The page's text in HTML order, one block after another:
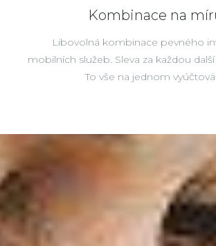
Kombinace na
Libovolná kombinace pevného
mobilních služeb. Sleva za každou
To vše na jednom